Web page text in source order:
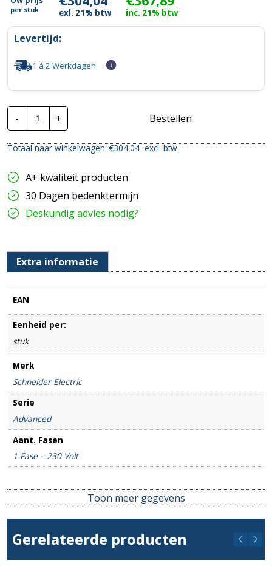
per stuk exl. 21% btw inc. 21% btw
Levertijd:
1 á 2 Werkdagen
-
Schneider
Groepenkast
|
-
Gr
-
3x
ALS
+Kookgroep
hoeveelheid
+ Bestellen
Totaal naar winkelwagen: €304.04excl. btw
A+ kwaliteit producten
30 Dagen bedenktermijn
Deskundig advies nodig?
Extra informatie
EAN
Eenheid per:
stuk
Merk
Schneider Electric
Serie
Advanced
Aant. Fasen
1 Fase – 230 Volt
9
Toon meer gegevens
Gerelateerde producten